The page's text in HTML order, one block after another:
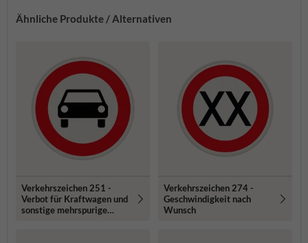
Ähnliche Produkte / Alternativen
Verkehrszeichen 251 -
Verbot für Kraftwagen und
sonstige mehrspurige
Verkehrszeichen 274 -
Geschwindigkeit nach
Wunsch